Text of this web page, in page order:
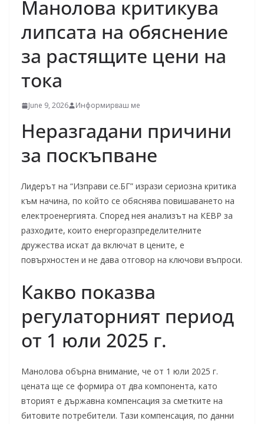
Манолова критикува
липсата на обяснение
за растящите цени на
тока
June 9, 2026 Информирваш ме
Неразгадани причини
за поскъпване
Лидерът на “Изправи се.БГ” изрази сериозна критика
към начина, по който се обяснява повишаването на
електроенергията. Според нея анализът на КЕВР за
разходите, които енергоразпределителните
дружества искат да включат в цените, е
повърхностен и не дава отговор на ключови въпроси.
Какво показва
регулаторният период
от 1 юли 2025 г.
Манолова обърна внимание, че от 1 юли 2025 г.
цената ще се формира от два компонента, като
вторият е държавна компенсация за сметките на
битовите потребители. Тази компенсация, по данни